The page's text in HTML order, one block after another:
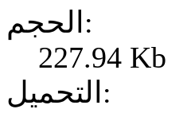
الحجم:
227.94 Kb
التحميل: